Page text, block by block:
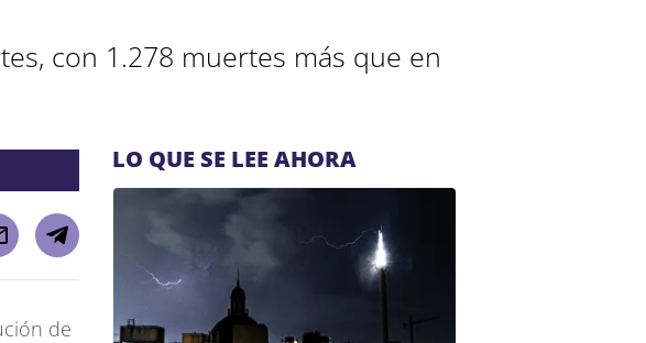
con 1.278 muertes más que en
de
LO QUE SE LEE AHORA